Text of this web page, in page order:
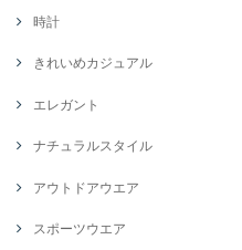
時計
きれいめカジュアル
エレガント
ナチュラルスタイル
アウトドアウエア
スポーツウエア